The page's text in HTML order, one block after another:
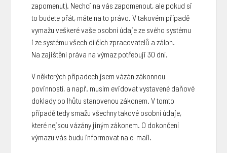
zapomenut). Nechci na vás zapomenout, ale pokud si
to budete přát, máte na to právo. V takovém případě
vymažu veškeré vaše osobní údaje ze svého systému
i ze systému všech dílčích zpracovatelů a záloh.
Na zajištění práva na výmaz potřebuji 30 dní.
V některých případech jsem vázán zákonnou
povinností, a např. musím evidovat vystavené daňové
doklady po lhůtu stanovenou zákonem. V tomto
případě tedy smažu všechny takové osobní údaje,
které nejsou vázány jiným zákonem. O dokončení
výmazu vás budu informovat na e-mail.